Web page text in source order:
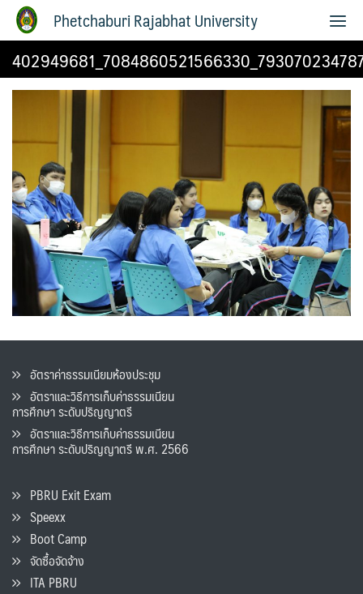
Phetchaburi Rajabhat University
อัตราค่าธรรมเนียมห้องประชุม
อัตราและวิธีการเก็บค่าธรรมเนียน
การศึกษา ระดับปริญญาตรี
อัตราและวิธีการเก็บค่าธรรมเนียน
การศึกษา ระดับปริญญาตรี พ.ศ. 2566
PBRU Exit Exam
Speexx
Boot Camp
จัดซื้อจัดจ้าง
ITA PBRU